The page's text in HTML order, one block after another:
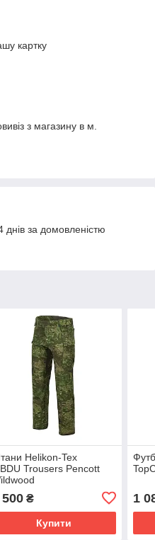
картку
з магазину в м.
за домовленістю
Helikon-Tex
Trousers Pencott
₴
Купити
1